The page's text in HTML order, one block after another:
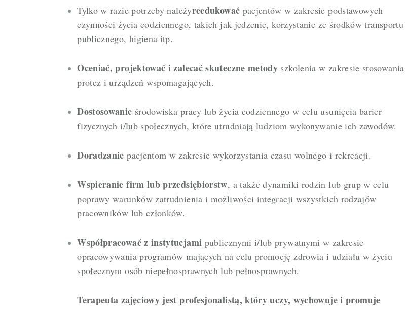
Tylko w razie potrzeby należyreedukować pacjentów w zakresie podstawowych
czynności życia codziennego, takich jak jedzenie, korzystanie ze środków transportu
publicznego, higiena itp.
Oceniać, projektować i zalecać skuteczne metody szkolenia w zakresie stosowania
protez i urządzeń wspomagających.
Dostosowanie środowiska pracy lub życia codziennego w celu usunięcia barier
fizycznych i/lub społecznych, które utrudniają ludziom wykonywanie ich zawodów.
Doradzanie pacjentom w zakresie wykorzystania czasu wolnego i rekreacji.
Wspieranie firm lub przedsiębiorstw, a także dynamiki rodzin lub grup w celu
poprawy warunków zatrudnienia i możliwości integracji wszystkich rodzajów
pracowników lub członków.
Współpracować z instytucjami publicznymi i/lub prywatnymi w zakresie
opracowywania programów mających na celu promocję zdrowia i udziału w życiu
społecznym osób niepełnosprawnych lub pełnosprawnych.
Terapeuta zajęciowy jest profesjonalistą, który uczy, wychowuje i promuje